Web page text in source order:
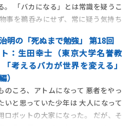
。 「バカになる」とは常識を疑うこ
事を鵜呑みにせず、常に疑う気持ち
中できる「変態」と ゼロベースで考
とのできる「バカ」が 世の中を変え
力を持つ。 ［生田先生のプロフィー
ちら］ ■生田「 […]
明の「死ぬまで勉強」 第18回
：生田幸士（東京大学名誉教
考えるバカが世界を変える」
）
のころ、アトムになって 悪者をやっ
いと思っていた少年は 大人になって
ロボットの大家になった。 だが、そ